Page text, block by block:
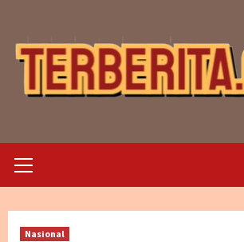
content
Menu
Nasional